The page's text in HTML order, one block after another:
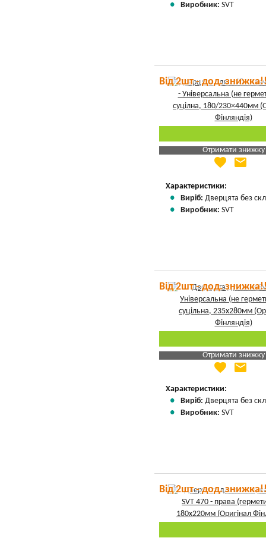
Виробник: SVT
Від 2шт - дод.
Отримати знижку
Яка Ваша ціна
favorite email
Характеристики:
Виріб: Дверцята без
Виробник: SVT
Від 2шт - дод.
Отримати знижку
Яка Ваша ціна
favorite email
Характеристики:
Виріб: Дверцята без
Виробник: SVT
Від 2шт - дод.